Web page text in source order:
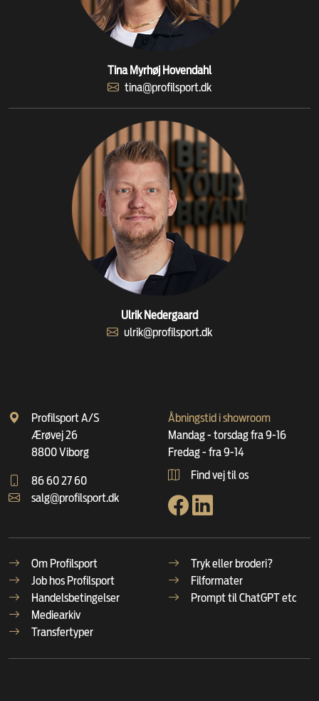
Tina Myrhøj Hovendahl
tina@profilsport.dk
Ulrik Nedergaard
ulrik@profilsport.dk
Profilsport A/S
Ærøvej 26
8800 Viborg
86 60 27 60
salg@profilsport.dk
Åbningstid i showroom
Mandag - torsdag fra 9-16
Fredag - fra 9-14
Find vej til os
Om Profilsport
Job hos Profilsport
Handelsbetingelser
Mediearkiv
Transfertyper
Tryk eller broderi?
Filformater
Prompt til ChatGPT etc